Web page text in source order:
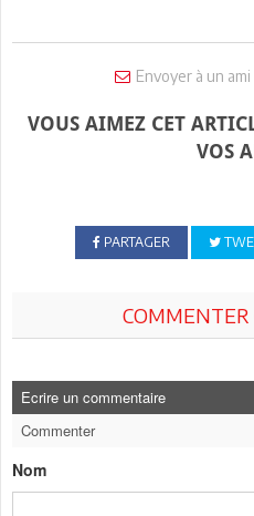
Envoyer à un ami
VOUS AIMEZ CET
VOS
PARTAGER
COMMENTER
Ecrire un commentaire
Commenter
Nom